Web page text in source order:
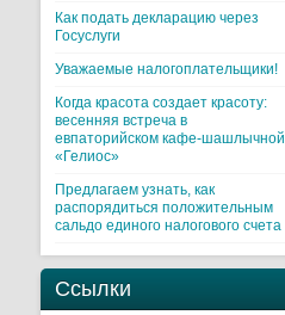
Как подать декларацию через
Госуслуги
Уважаемые налогоплательщики!
Когда красота создает красоту:
весенняя встреча в
евпаторийском кафе-шашлычной
«Гелиос»
Предлагаем узнать, как
распорядиться положительным
сальдо единого налогового счета
Ссылки